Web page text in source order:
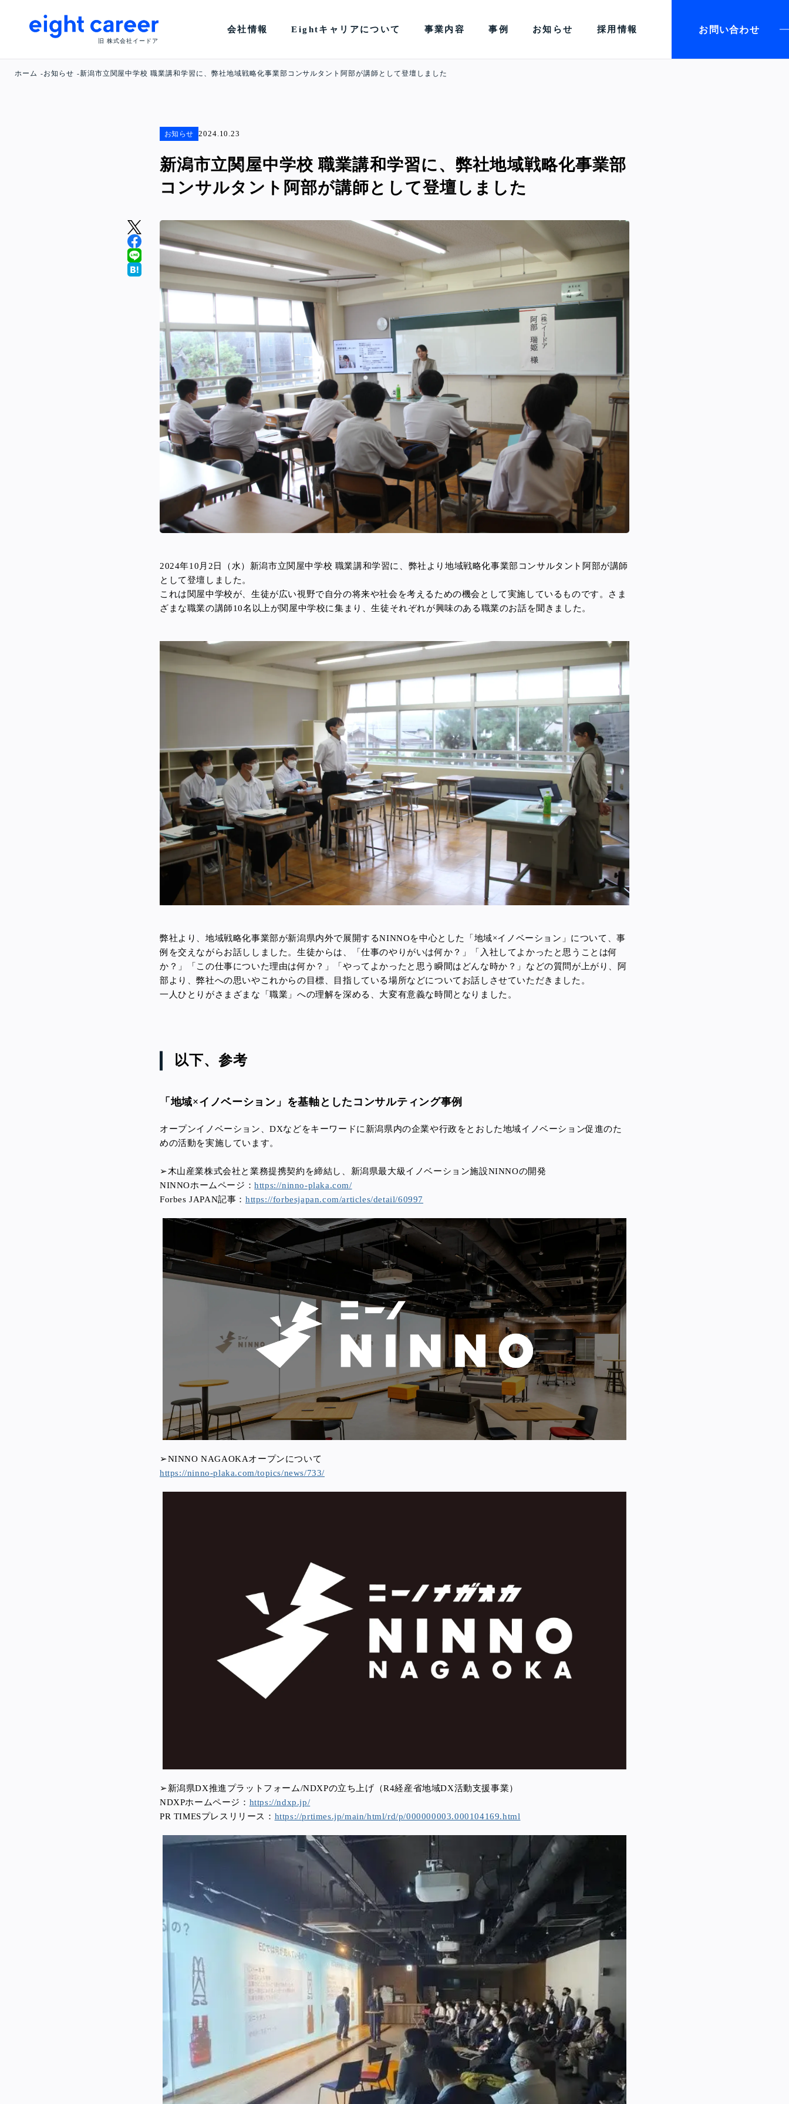
旧 株式会社イードア
会社情報 Eightキャリアについて 事業内容 事例 お知らせ 採用情報 お問い合わせ
ホーム お知らせ 新潟市立関屋中学校 職業講和学習に、弊社地域戦略化事業部コンサルタント阿部が講師として登壇しました
お知らせ 2024.10.23
新潟市立関屋中学校 職業講和学習に、弊社地域戦略化事業部
コンサルタント阿部が講師として登壇しました
2024年10月2日（水）新潟市立関屋中学校 職業講和学習に、弊社より地域戦略化事業部コンサルタント阿部が講師
として登壇しました。
これは関屋中学校が、生徒が広い視野で自分の将来や社会を考えるための機会として実施しているものです。さま
ざまな職業の講師10名以上が関屋中学校に集まり、生徒それぞれが興味のある職業のお話を聞きました。
弊社より、地域戦略化事業部が新潟県内外で展開するNINNOを中心とした
「地域×イノベーション」について、事
例を交えながらお話ししました。 生徒からは、「仕事のやりがいは何か？」「入社してよかったと思うことは何
か？」「この仕事についた理由は何か？」「やってよかったと思う瞬間はどんな時か？」などの質問が上がり、阿
部より、弊社への思いやこれからの目標、目指している場所などについてお話しさせていただきました。
一人ひとりがさまざまな「職業」への理解を深める、大変有意義な時間となりました。
以下、参考
「地域×イノベーション」を基軸としたコンサルティング事例
オープンイノベーション、DXなどをキーワードに新潟県内の企業や行政をとおした地域イノベーション促進のた
めの活動を実施しています。
➢木山産業株式会社と業務提携契約を締結し、新潟県最大級イノベーション施設NINNOの開発
NINNOホームページ：https://ninno-plaka.com/
Forbes JAPAN記事： https://forbesjapan.com/articles/detail/60997
➢NINNO NAGAOKAオープンについて
https://ninno-plaka.com/topics/news/733/
➢新潟県DX推進プラットフォーム/NDXPの立ち上げ（R4経産省地域DX活動支援事業）
NDXPホームページ： https://ndxp.jp/
PR TIMESプレスリリース： https://prtimes.jp/main/html/rd/p/000000003.000104169.html